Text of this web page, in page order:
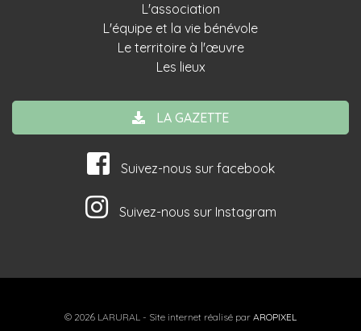
L'association
L'équipe et la vie bénévole
Le territoire à l'œuvre
Les lieux
LA GAZETTE
Suivez-nous sur facebook
Suivez-nous sur Instagram
© 2026 LARURAL - Site internet réalisé par AROPIXEL